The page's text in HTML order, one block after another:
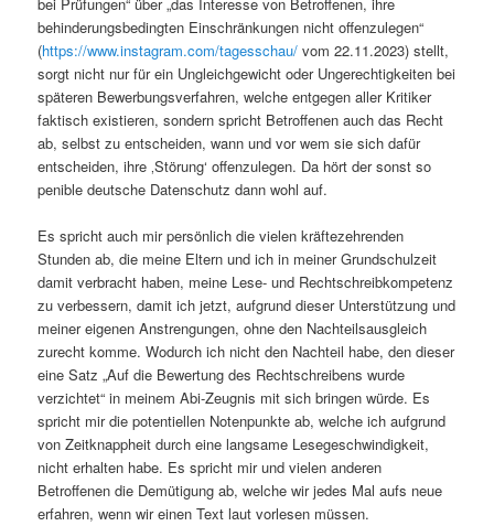
behinderungsbedingten Einschränkungen nicht offenzulegen“
(https://www.instagram.com/tagesschau/ vom 22.11.2023) stellt,
sorgt nicht nur für ein Ungleichgewicht oder Ungerechtigkeiten bei
späteren Bewerbungsverfahren, welche entgegen aller Kritiker
faktisch existieren, sondern spricht Betroffenen auch das Recht
ab, selbst zu entscheiden, wann und vor wem sie sich dafür
entscheiden, ihre ‚Störung‘ offenzulegen. Da hört der sonst so
penible deutsche Datenschutz dann wohl auf.
Es spricht auch mir persönlich die vielen kräftezehrenden
Stunden ab, die meine Eltern und ich in meiner Grundschulzeit
damit verbracht haben, meine Lese- und Rechtschreibkompetenz
zu verbessern, damit ich jetzt, aufgrund dieser Unterstützung und
meiner eigenen Anstrengungen, ohne den Nachteilsausgleich
zurecht komme. Wodurch ich nicht den Nachteil habe, den dieser
eine Satz „Auf die Bewertung des Rechtschreibens wurde
verzichtet“ in meinem Abi-Zeugnis mit sich bringen würde. Es
spricht mir die potentiellen Notenpunkte ab, welche ich aufgrund
von Zeitknappheit durch eine langsame Lesegeschwindigkeit,
nicht erhalten habe. Es spricht mir und vielen anderen
Betroffenen die Demütigung ab, welche wir jedes Mal aufs neue
erfahren, wenn wir einen Text laut vorlesen müssen.